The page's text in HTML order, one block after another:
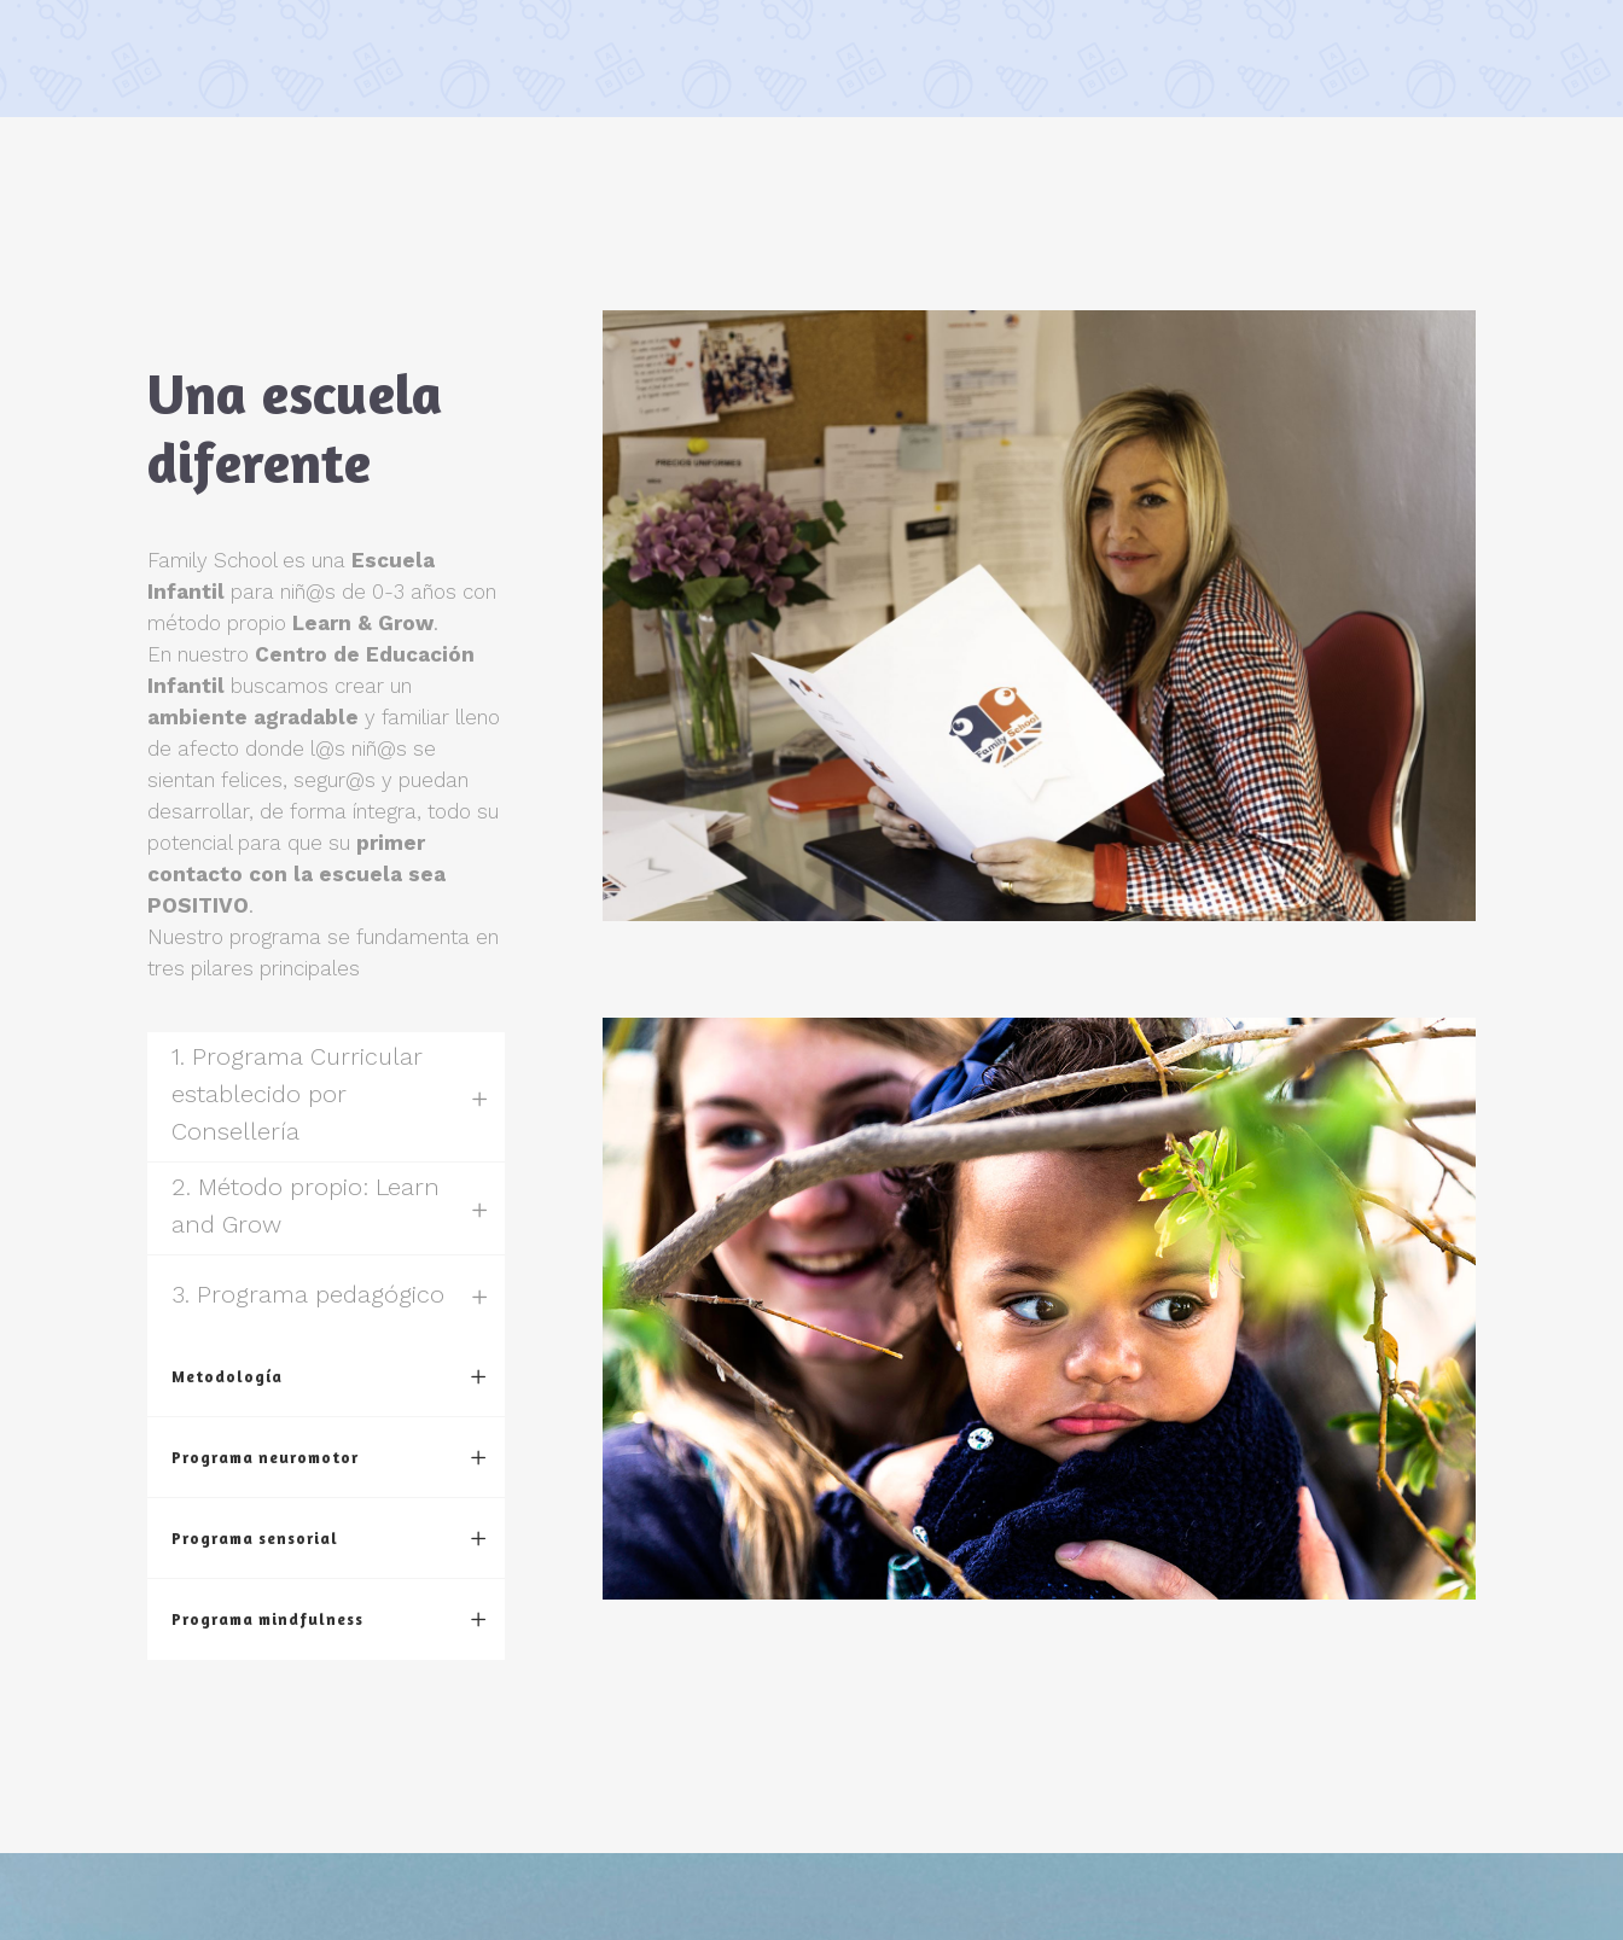
Una escuela
diferente
Family School es una Escuela
Infantil para niñ@s de 0-3 años con
método propio Learn & Grow.
En nuestro Centro de Educación
Infantil buscamos crear un
ambiente agradable y familiar lleno
de afecto donde l@s niñ@s se
sientan felices, segur@s y puedan
desarrollar, de forma íntegra, todo su
potencial para que su primer
contacto con la escuela sea
POSITIVO.
Nuestro programa se fundamenta en
tres pilares principales
1. Programa Curricular
establecido por
Consellería
2. Método propio: Learn
and Grow
3. Programa pedagógico
Metodología
Programa neuromotor
Programa sensorial
Programa mindfulness